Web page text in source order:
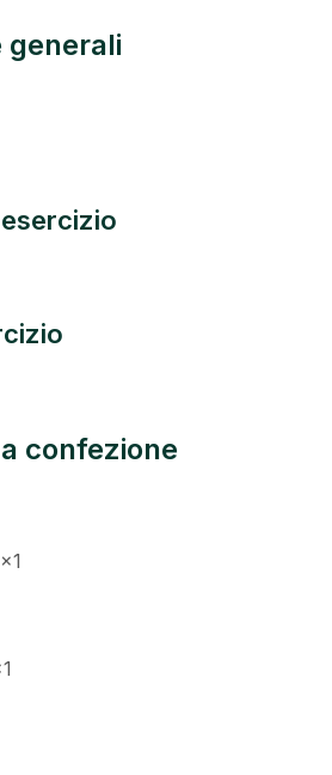
generali
confezione